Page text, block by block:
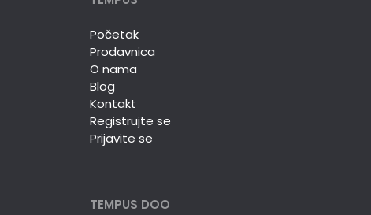
Početak
Prodavnica
O nama
Blog
Kontakt
Registrujte se
Prijavite se
TEMPUS DOO